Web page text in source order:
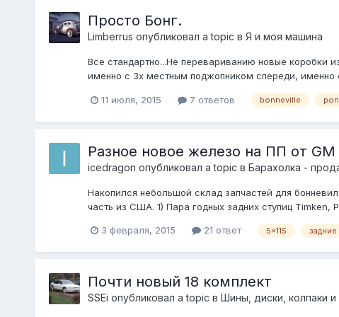
Просто Бонг.
Limberrus опубликовал a topic в Я и моя машина
Все стандартно...Не перевариванию новые коробки
именно с 3х местным поджопником спереди, именно
11 июля, 2015 7 ответов bonneville
Разное новое железо на ПП от
icedragon опубликовал a topic в Барахолка -
Накопился небольшой склад запчастей для
часть из США. 1) Пара годных задних ступиц Timken,
3 февраля, 2015 21 ответ 5x115 задние
Почти новый 18 комплект
SSEi опубликовал a topic в Шины, диски, колпаки и